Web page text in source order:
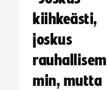
kiihkeästi,
joskus
rauhallisem
min, mutta